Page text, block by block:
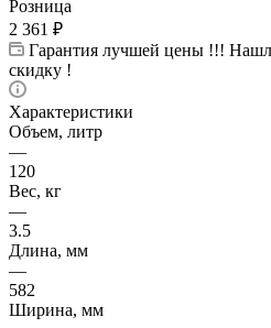
Розница
2 361 ₽
Гарантия лучшей цены !!!
скидку !
Характеристики
Объем, литр
—
120
Вес, кг
—
3.5
Длина, мм
—
582
Ширина, мм